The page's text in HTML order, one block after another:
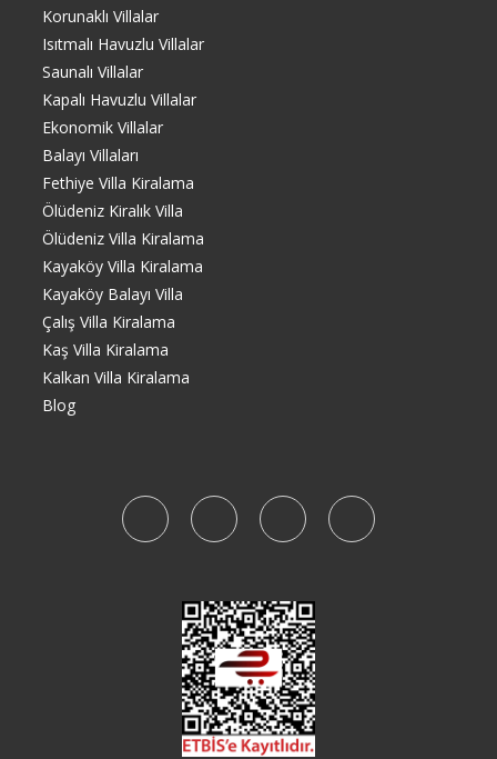
Korunaklı Villalar
Isıtmalı Havuzlu Villalar
Saunalı Villalar
Kapalı Havuzlu Villalar
Ekonomik Villalar
Balayı Villaları
Fethiye Villa Kiralama
Ölüdeniz Kiralık Villa
Ölüdeniz Villa Kiralama
Kayaköy Villa Kiralama
Kayaköy Balayı Villa
Çalış Villa Kiralama
Kaş Villa Kiralama
Kalkan Villa Kiralama
Blog